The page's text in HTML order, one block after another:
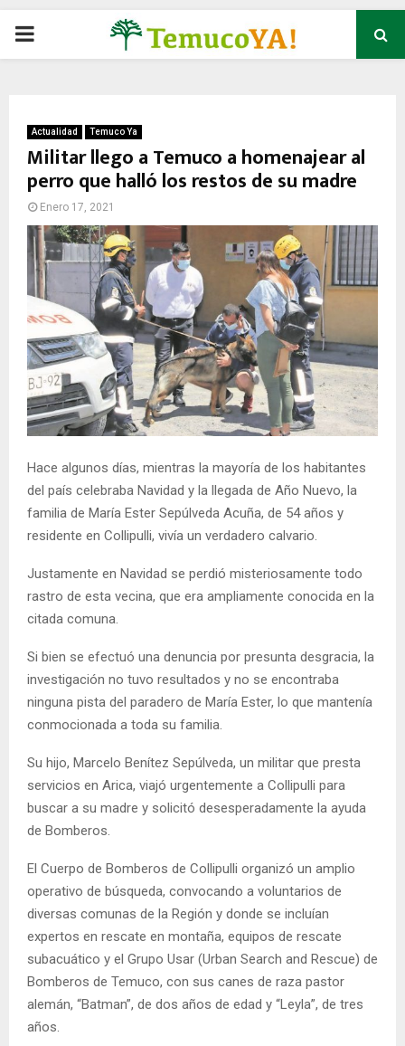
P
M
A
Y
M
E
N
U
Actualidad Temuco Ya
Militar llego a Temuco a homenajear al
perro que halló los restos de su madre
Enero 17, 2021
Hace algunos días, mientras la mayoría de los habitantes
del país celebraba Navidad y la llegada de Año Nuevo, la
familia de María Ester Sepúlveda Acuña, de 54 años y
residente en Collipulli, vivía un verdadero calvario.
Justamente en Navidad se perdió misteriosamente todo
rastro de esta vecina, que era ampliamente conocida en la
citada comuna.
Si bien se efectuó una denuncia por presunta desgracia, la
investigación no tuvo resultados y no se encontraba
ninguna pista del paradero de María Ester, lo que mantenía
conmocionada a toda su familia.
Su hijo, Marcelo Benítez Sepúlveda, un militar que presta
servicios en Arica, viajó urgentemente a Collipulli para
buscar a su madre y solicitó desesperadamente la ayuda
de Bomberos.
El Cuerpo de Bomberos de Collipulli organizó un amplio
operativo de búsqueda, convocando a voluntarios de
diversas comunas de la Región y donde se incluían
expertos en rescate en montaña, equipos de rescate
subacuático y el Grupo Usar (Urban Search and Rescue) de
Bomberos de Temuco, con sus canes de raza pastor
alemán, “Batman”, de dos años de edad y “Leyla”, de tres
años.